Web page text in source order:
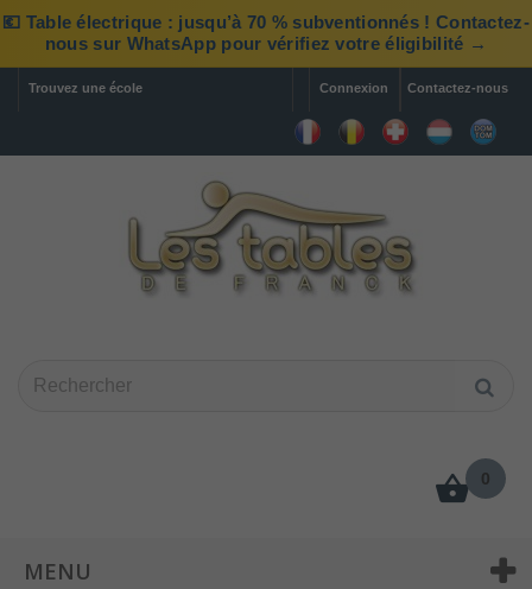
💶 Table électrique : jusqu’à 70 % subventionnés ! Contactez-
nous sur WhatsApp pour vérifiez votre éligibilité →
Contactez-nous
Trouvez une école Connexion
MENU
0